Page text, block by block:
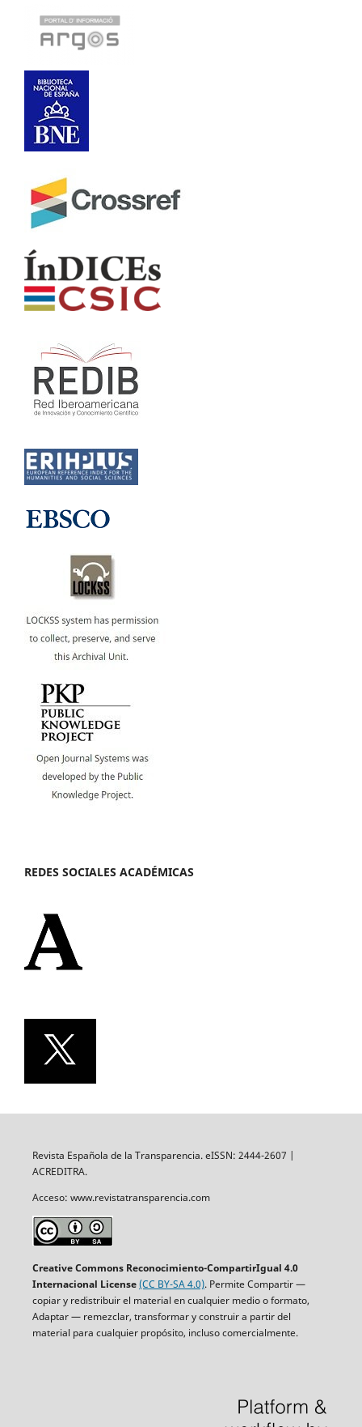
REDES SOCIALES ACADÉMICAS
Revista Española de la Transparencia. eISSN: 2444-2607 |
ACREDITRA.
Acceso: www.revistatransparencia.com
Creative Commons Reconocimiento-CompartirIgual 4.0
Internacional License(CC BY-SA 4.0). Permite Compartir —
copiar y redistribuir el material en cualquier medio o formato,
Adaptar — remezclar, transformar y construir a partir del
material para cualquier propósito, incluso comercialmente.